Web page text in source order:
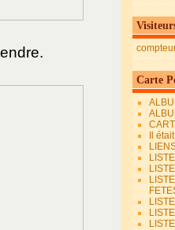
Carte
Il